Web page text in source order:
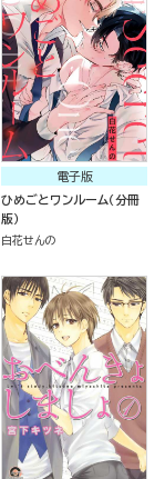
電子版
ひめごとワンルーム（分冊
版）
白花せんの